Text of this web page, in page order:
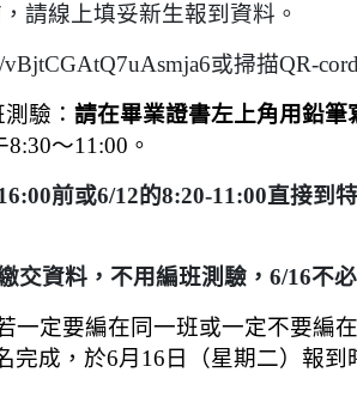
請線上填妥新生報到資料。
或掃描QR-
驗： 請在畢業證書左上角用鉛筆
～11:00。
前或6/12的8:20-11:00直接到
交資料，不用編班測驗，6/16不
一定要編在同一班或一定不要編
完成，於6月16日（星期二）報